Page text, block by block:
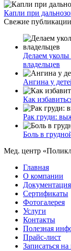
Капли при
Свежие публикации
Делаем уколы
владельцев
Ангина у
Как
Рак груди:
Боль в
Мед. центр
Главная
О компании
Документация
Сертификаты
Фотогалерея
Услуги
Контакты
Полезная
Прайс-лист
Записаться